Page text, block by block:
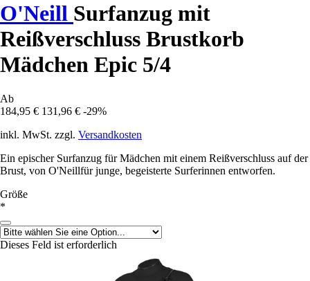
O'Neill Surfanzug mit
Reißverschluss Brustkorb
Mädchen Epic 5/4
Ab
184,95 € 131,96 € -29%
inkl. MwSt. zzgl. Versandkosten
Ein epischer Surfanzug für Mädchen mit einem Reißverschluss auf der
Brust, von O'Neillfür junge, begeisterte Surferinnen entworfen.
Größe
*
Dieses Feld ist erforderlich